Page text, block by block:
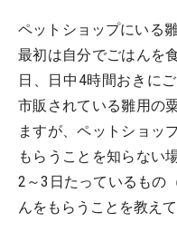
ペットショップにいる
最初は自分でごはんを
日、日中4時間おきに
市販されている雛用の
ますが、ペットショッ
もらうことを知らない
2～3日たっているもの
んをもらうことを教え